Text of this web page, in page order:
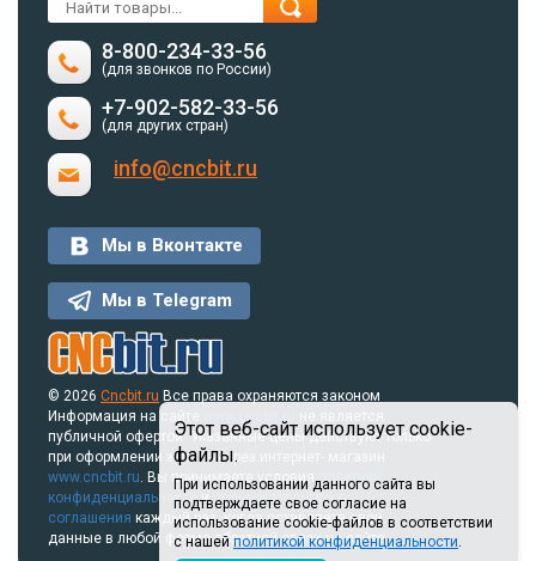
Этот веб-сайт использует cookie-
файлы.
При использовании данного сайта вы
подтверждаете свое согласие на
использование cookie-файлов в соответствии
с нашей политикой конфиденциальности.
8-800-234-33-56
(для звонков по России)
+7-902-582-33-56
(для других стран)
info@cncbit.ru
Мы в Вконтакте
Мы в Telegram
© 2026 Cncbit.ru Все права охраняются законом
Информация на сайте
www.cncbit.ru
публичной офертой. Указанные цены действуют только
при оформлении заказа через интернет- магазин
www.cncbit.ru. Вы принимаете условияполитики
конфиденциальностиипользовательского
соглашения каждый раз, когда оставляете свои
данные в любой форме обратной связи на сайте.